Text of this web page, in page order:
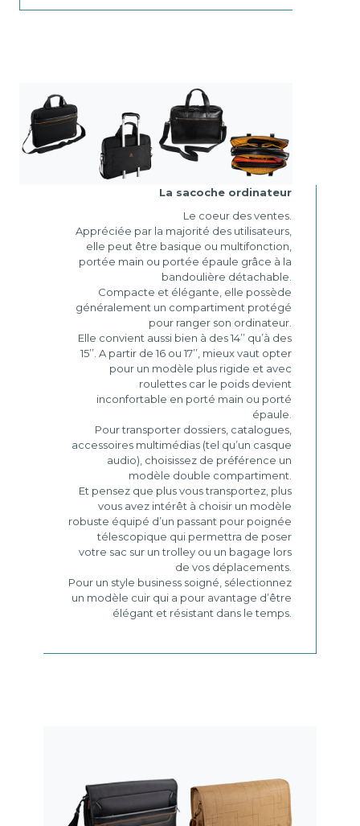
La sacoche ordinateur
Le coeur des ventes.
Appréciée par la majorité des utilisateurs,
elle peut être basique ou multifonction,
portée main ou portée épaule grâce à la
bandoulière détachable.
Compacte et élégante, elle possède
généralement un compartiment protégé
pour ranger son ordinateur.
Elle convient aussi bien à des 14’’ qu’à des
15’’. A partir de 16 ou 17’’, mieux vaut opter
pour un modèle plus rigide et avec
roulettes car le poids devient
inconfortable en porté main ou porté
épaule.
Pour transporter dossiers, catalogues,
accessoires multimédias (tel qu’un casque
audio), choisissez de préférence un
modèle double compartiment.
Et pensez que plus vous transportez, plus
vous avez intérêt à choisir un modèle
robuste équipé d’un passant pour poignée
télescopique qui permettra de poser
votre sac sur un trolley ou un bagage lors
de vos déplacements.
Pour un style business soigné, sélectionnez
un modèle cuir qui a pour avantage d’être
élégant et résistant dans le temps.